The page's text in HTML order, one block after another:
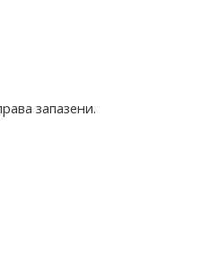
запазени.